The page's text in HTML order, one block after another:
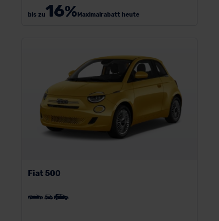
bis zu16%Maximalrabatt heute
Fiat 500